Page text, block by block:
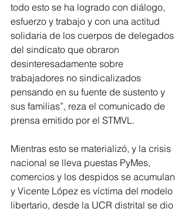
todo esto se ha logrado con diálogo,
esfuerzo y trabajo y con una actitud
solidaria de los cuerpos de delegados
del sindicato que obraron
desinteresadamente sobre
trabajadores no sindicalizados
pensando en su fuente de sustento y
sus familias”, reza el comunicado de
prensa emitido por el STMVL.
Mientras esto se materializó, y la crisis
nacional se lleva puestas PyMes,
comercios y los despidos se acumulan
y Vicente López es víctima del modelo
libertario, desde la UCR distrital se dio